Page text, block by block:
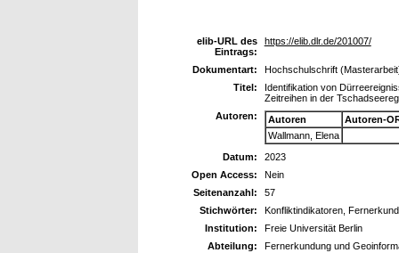
elib-URL des
Eintrags:
https://elib.dlr.de/201007/
Dokumentart:
Hochschulschrift
Titel:
Identifikation von
Zeitreihen in der
Autoren:
Autoren
Autoren-
Wallmann, Elena
Datum:
2023
Open Access:
Nein
Seitenanzahl:
57
Stichwörter:
Konfliktindikatoren,
Institution:
Freie Universität Berlin
Abteilung:
Fernerkundung und